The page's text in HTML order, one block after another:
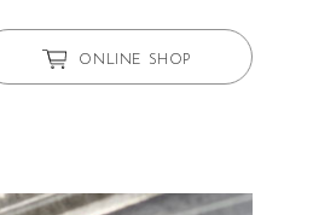
ONLINE SHOP